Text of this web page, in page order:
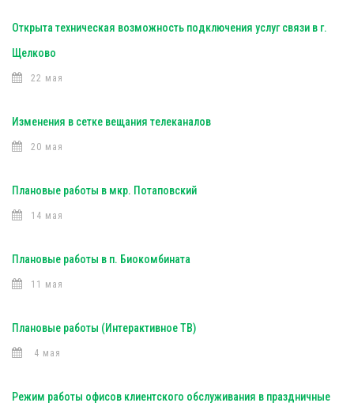
Открыта техническая возможность подключения услуг связи в г.
Щелково
22 мая
Изменения в сетке вещания телеканалов
20 мая
Плановые работы в мкр. Потаповский
14 мая
Плановые работы в п. Биокомбината
11 мая
Плановые работы (Интерактивное ТВ)
4 мая
Режим работы офисов клиентского обслуживания в праздничные